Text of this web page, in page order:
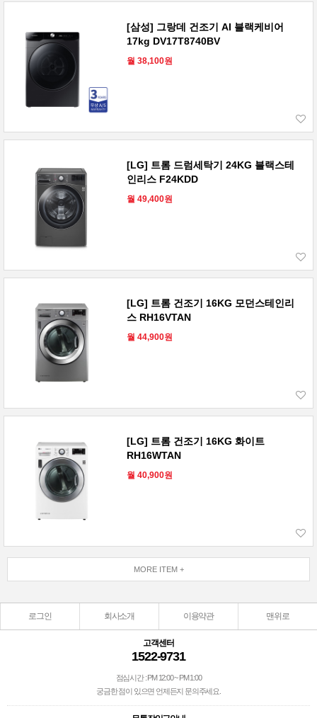
[삼성] 그랑데 건조기 AI 블랙케비어
17kg DV17T8740BV
월 38,100원
[LG] 트롬 드럼세탁기 24KG 블랙스테
인리스 F24KDD
월 49,400원
[LG] 트롬 건조기 16KG 모던스테인리
스 RH16VTAN
월 44,900원
[LG] 트롬 건조기 16KG 화이트
RH16WTAN
월 40,900원
MORE ITEM +
로그인 회사소개 이용약관 맨위로
고객센터
1522-9731
점심시간 : PM 12:00 ~ PM 1:00
궁금한 점이 있으면 언제든지 문의주세요.